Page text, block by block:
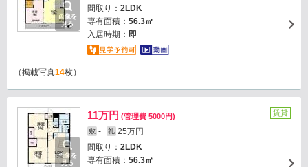
画像を
見る
間取り： 2LDK
専有面積： 56.3㎡
入居時期： 即
（掲載写真14枚）
画像を
見る
11万円 (管理費 5000円)
敷 - 礼 25万円
間取り： 2LDK
専有面積： 56.3㎡
賃貸